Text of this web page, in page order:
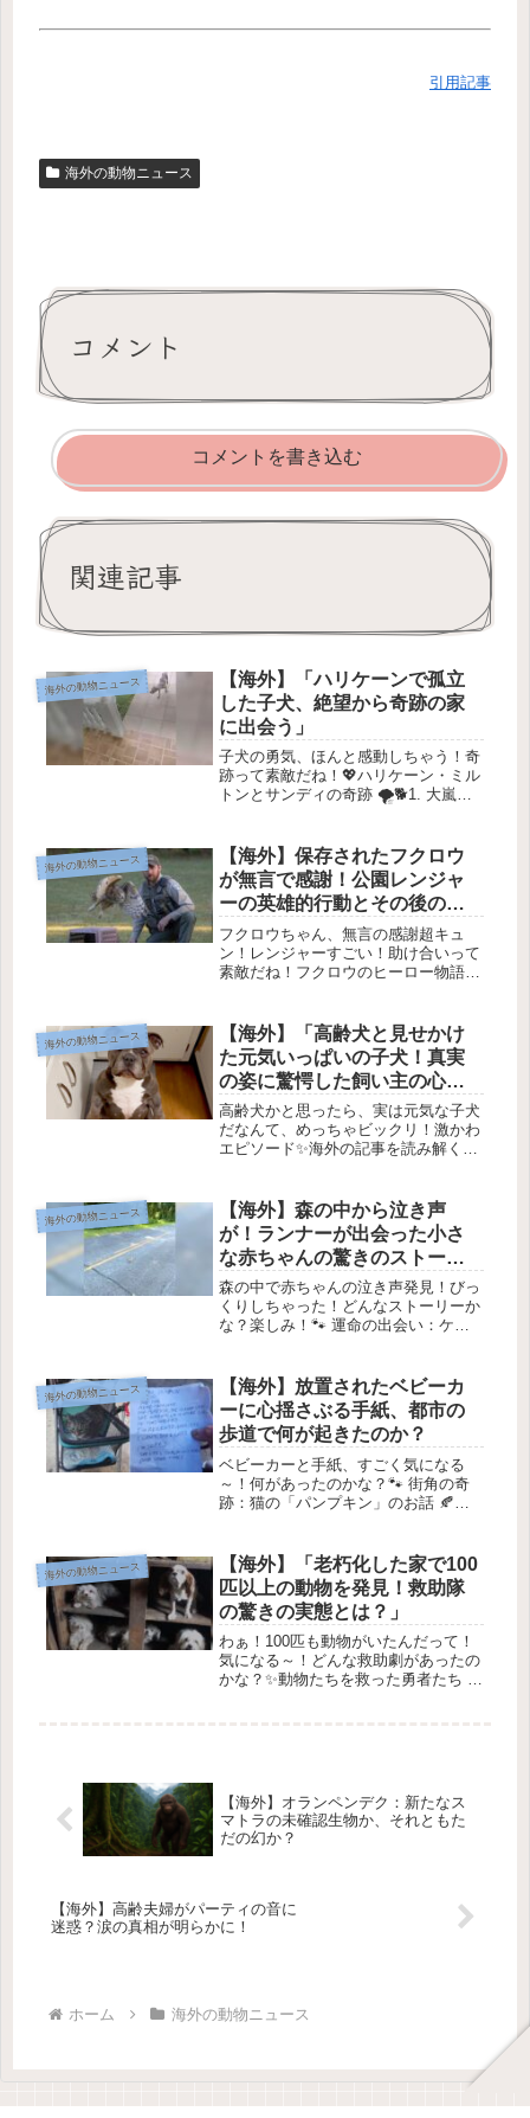
引用記事
海外の動物ニュース
コメント
コメントを書き込む
関連記事
海外の動物ニュース
【海外】「ハリケーンで孤立
した子犬、絶望から奇跡の家
に出会う」
子犬の勇気、ほんと感動しちゃう！奇
跡って素敵だね！💖ハリケーン・ミル
トンとサンディの奇跡 🌪️🐕1. 大嵐の
時、サンディという可愛い犬が行き場
を失ってしまいました。 🌧️🏚...
海外の動物ニュース
【海外】保存されたフクロウ
が無言で感謝！公園レンジャ
ーの英雄的行動とその後の飛
び立ちの物語
フクロウちゃん、無言の感謝超キュ
ン！レンジャーすごい！助け合いって
素敵だね！フクロウのヒーロー物語
立公園で働く公園レンジャー、ニコラ
ス・アルブライトさん。彼は毎日公園
のゲ...
海外の動物ニュース
【海外】「高齢犬と見せかけ
た元気いっぱいの子犬！真実
の姿に驚愕した飼い主の心温
まるストーリー✨」
高齢犬かと思ったら、実は元気な子犬
だなんて、めっちゃビックリ！激かわ
エピソード✨海外の記事を読み解く！
をいくつかの章に分けて、カジュアル
にまとめてみるね！💖1. この記事の...
海外の動物ニュース
【海外】森の中から泣き声
が！ランナーが出会った小さ
な赤ちゃんの驚きのストーリ
ー
森の中で赤ちゃんの泣き声発見！びっ
くりしちゃった！どんなストーリーか
な？楽しみ！🐾 運命の出会い：ケイ
ースカロライナの田舎に引っ越したば
かり。新しい環境に慣れようとしてい
た...
海外の動物ニュース
【海外】放置されたベビーカ
ーに心揺さぶる手紙、都市の
歩道で何が起きたのか？
ベビーカーと手紙、すごく気になる
～！何があったのかな？🐾 街角の奇
跡：猫の「パンプキン」のお話 🍂不
に、ちょっと信じられない心が痛む電
話がかかってきたんだ。マ...
海外の動物ニュース
【海外】「老朽化した家で100
匹以上の動物を発見！救助隊
の驚きの実態とは？」
わぁ！100匹も動物がいたんだって！
気になる～！どんな救助劇があったの
かな？✨動物たちを救った勇者たち 🐶
【海外】オランペンデク：新たなス
マトラの未確認生物か、それともた
だの幻か？
【海外】高齢夫婦がパーティの音に
迷惑？涙の真相が明らかに！
ホーム 海外の動物ニュース